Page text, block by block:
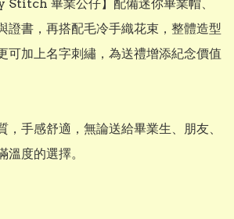
Stitch 畢業公仔】配備迷你畢業帽、
證書，再搭配毛冷手織花束，整體造型
可加上名字刺繡，為送禮增添紀念價值
，手感舒適，無論送給畢業生、朋友、
溫度的選擇。